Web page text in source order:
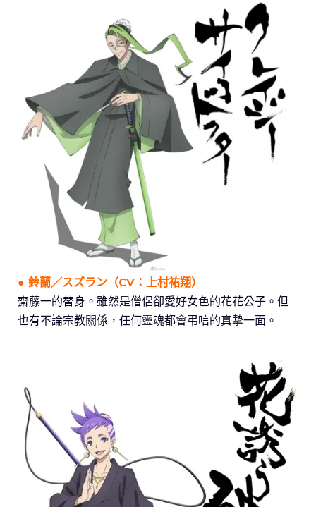
● 鈴蘭／スズラン（CV：上村祐翔）
齋藤一的替身。雖然是僧侶卻愛好女色的花花公子。但
也有不論宗教關係，任何靈魂都會弔唁的真摯一面。